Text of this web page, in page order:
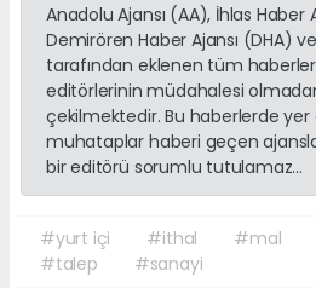
Anadolu Ajansı (AA), İhlas Haber
Demirören Haber Ajansı (DHA)
tarafından eklenen tüm
editörlerinin müdahalesi
çekilmektedir. Bu haberlerde yer
muhataplar haberi geçen
bir editörü sorumlu tutulamaz...
#yurt içi #ithal #mal
#talep
#sanayi